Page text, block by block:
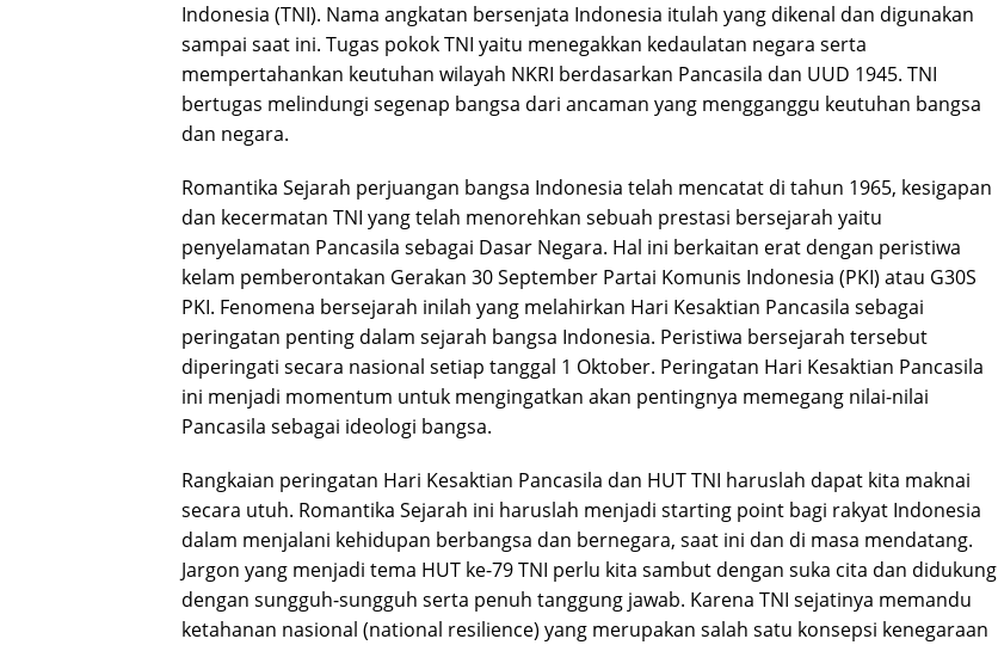
Indonesia (TNI). Nama angkatan bersenjata Indonesia itulah yang dikenal dan digunakan
sampai saat ini. Tugas pokok TNI yaitu menegakkan kedaulatan negara serta
mempertahankan keutuhan wilayah NKRI berdasarkan Pancasila dan UUD 1945. TNI
bertugas melindungi segenap bangsa dari ancaman yang mengganggu keutuhan bangsa
dan negara.
Romantika Sejarah perjuangan bangsa Indonesia telah mencatat di tahun 1965, kesigapan
dan kecermatan TNI yang telah menorehkan sebuah prestasi bersejarah yaitu
penyelamatan Pancasila sebagai Dasar Negara. Hal ini berkaitan erat dengan peristiwa
kelam pemberontakan Gerakan 30 September Partai Komunis Indonesia (PKI) atau G30S
PKI. Fenomena bersejarah inilah yang melahirkan Hari Kesaktian Pancasila sebagai
peringatan penting dalam sejarah bangsa Indonesia. Peristiwa bersejarah tersebut
diperingati secara nasional setiap tanggal 1 Oktober. Peringatan Hari Kesaktian Pancasila
ini menjadi momentum untuk mengingatkan akan pentingnya memegang nilai-nilai
Pancasila sebagai ideologi bangsa.
Rangkaian peringatan Hari Kesaktian Pancasila dan HUT TNI haruslah dapat kita maknai
secara utuh. Romantika Sejarah ini haruslah menjadi starting point bagi rakyat Indonesia
dalam menjalani kehidupan berbangsa dan bernegara, saat ini dan di masa mendatang.
Jargon yang menjadi tema HUT ke-79 TNI perlu kita sambut dengan suka cita dan didukung
dengan sungguh-sungguh serta penuh tanggung jawab. Karena TNI sejatinya memandu
ketahanan nasional (national resilience) yang merupakan salah satu konsepsi kenegaraan